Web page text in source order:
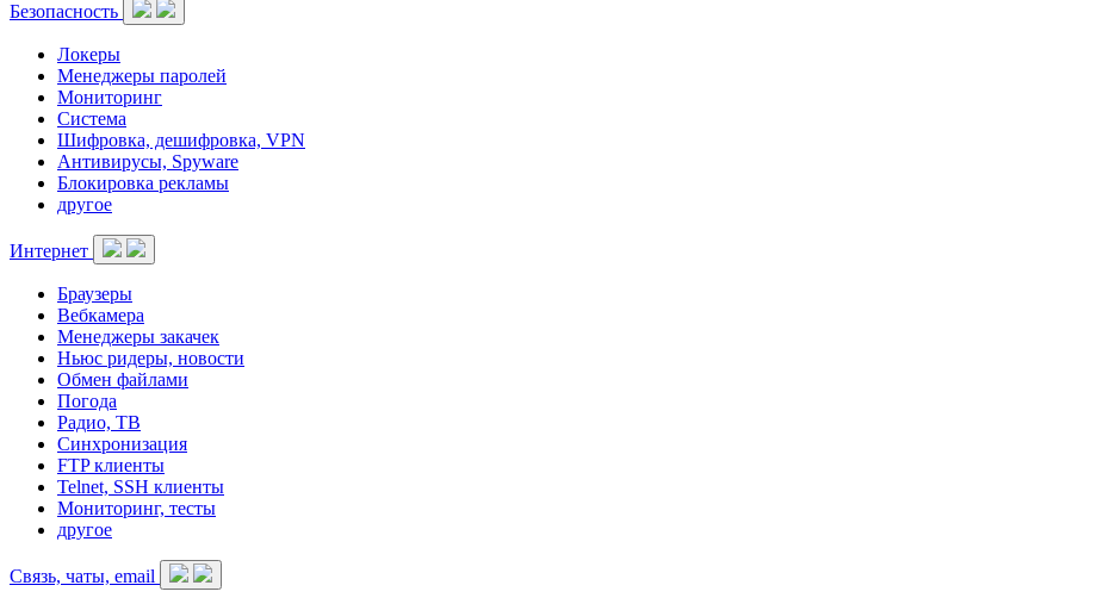
Безопасность
Локеры
Менеджеры паролей
Мониторинг
Система
Шифровка, дешифровка, VPN
Антивирусы, Spyware
Блокировка рекламы
другое
Интернет
Браузеры
Вебкамера
Менеджеры закачек
Ньюс ридеры, новости
Обмен файлами
Погода
Радио, ТВ
Синхронизация
FTP клиенты
Telnet, SSH клиенты
Мониторинг, тесты
другое
Связь, чаты, email